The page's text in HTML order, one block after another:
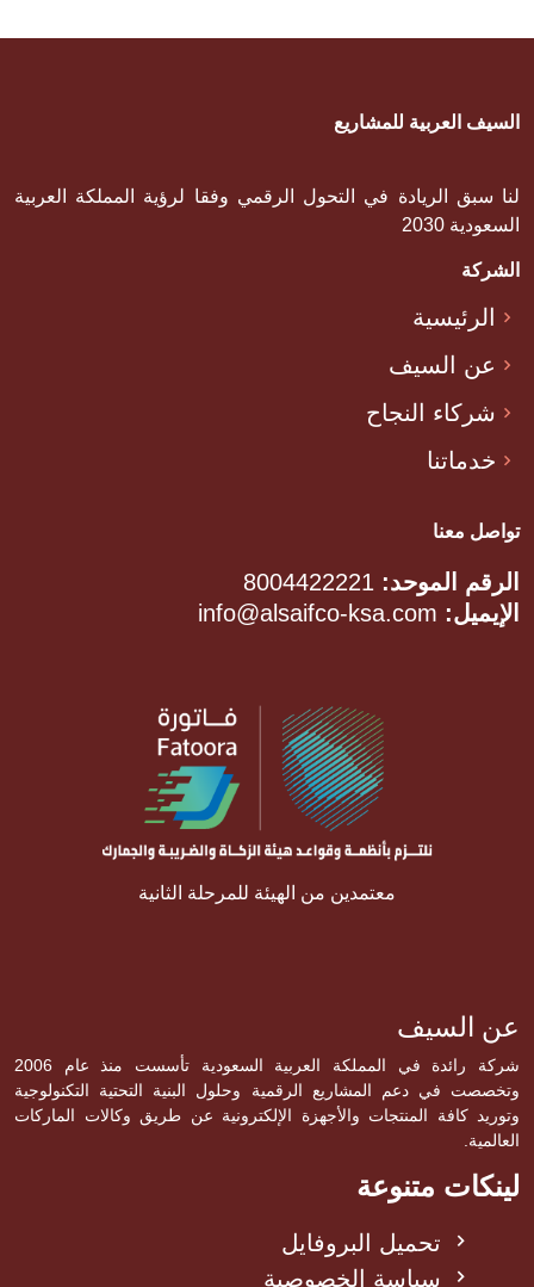
السيف العربية للمشاريع
لنا سبق الريادة في التحول الرقمي وفقا لرؤية المملكة العربية
السعودية 2030
الشركة
الرئيسية
عن السيف
شركاء النجاح
خدماتنا
تواصل معنا
الرقم الموحد:
الإيميل:
معتمدين من الهيئة للمرحلة الثانية
عن السيف
شركة رائدة في المملكة العربية السعودية تأسست منذ عام 2006
وتخصصت في دعم المشاريع الرقمية وحلول البنية التحتية التكنولوجية
وتوريد كافة المنتجات والأجهزة الإلكترونية عن طريق وكالات الماركات
العالمية.
لينكات متنوعة
تحميل البروفايل
سياسة الخصوصية